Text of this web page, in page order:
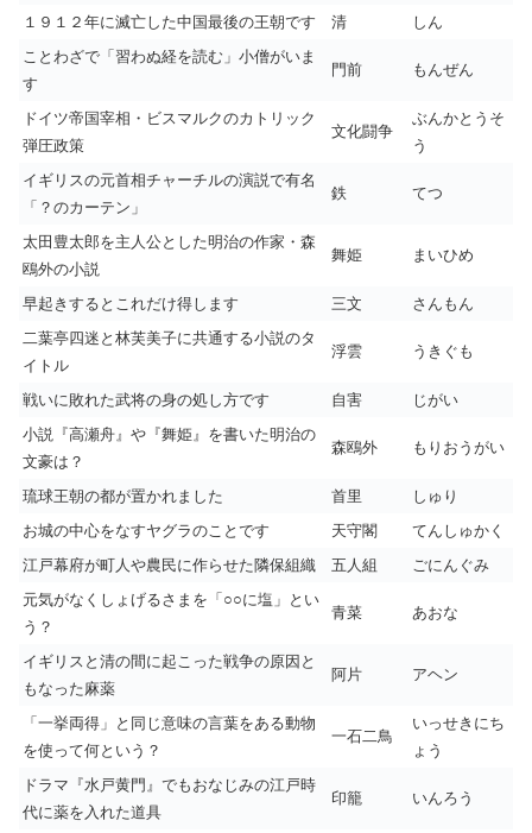
１９１２年に滅亡した中国最後の王朝です
清
しん
ことわざで「習わぬ経を読む」小僧がいま
す
門前 もんぜん
ドイツ帝国宰相・ビスマルクのカトリック
弾圧政策
文化闘争
ぶんかとうそ
う
イギリスの元首相チャーチルの演説で有名
「？のカーテン」
鉄 てつ
太田豊太郎を主人公とした明治の作家・森
鴎外の小説
舞姫 まいひめ
早起きするとこれだけ得します 三文
さんもん
二葉亭四迷と林芙美子に共通する小説のタ
イトル
浮雲 うきぐも
戦いに敗れた武将の身の処し方です 自害
じがい
小説『高瀬舟』や『舞姫』を書いた明治の
文豪は？
森鴎外 もりおうがい
琉球王朝の都が置かれました 首里
しゅり
お城の中心をなすヤグラのことです
天守閣
てんしゅかく
江戸幕府が町人や農民に作らせた隣保組織
五人組
ごにんぐみ
元気がなくしょげるさまを「○○に塩」とい
う？
青菜 あおな
イギリスと清の間に起こった戦争の原因と
もなった麻薬
阿片 アヘン
「一挙両得」と同じ意味の言葉をある動物
を使って何という？
一石二鳥
いっせきにち
ょう
ドラマ『水戸黄門』でもおなじみの江戸時
代に薬を入れた道具
印籠 いんろう